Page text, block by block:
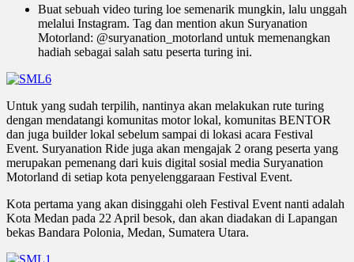
Buat sebuah video turing loe semenarik mungkin, lalu unggah
melalui Instagram. Tag dan mention akun Suryanation
Motorland: @suryanation_motorland untuk memenangkan
hadiah sebagai salah satu peserta turing ini.
Untuk yang sudah terpilih, nantinya akan melakukan rute turing
dengan mendatangi komunitas motor lokal, komunitas BENTOR
dan juga builder lokal sebelum sampai di lokasi acara Festival
Event. Suryanation Ride juga akan mengajak 2 orang peserta yang
merupakan pemenang dari kuis digital sosial media Suryanation
Motorland di setiap kota penyelenggaraan Festival Event.
Kota pertama yang akan disinggahi oleh Festival Event nanti adalah
Kota Medan pada 22 April besok, dan akan diadakan di Lapangan
bekas Bandara Polonia, Medan, Sumatera Utara.